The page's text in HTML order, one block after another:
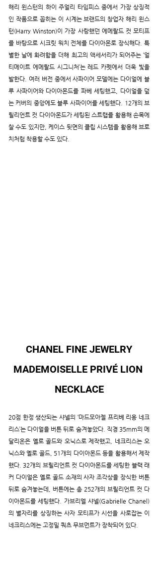
해리 윈스턴의 하이 주얼리 타임피스 중에서 가장 상징적
인 작품으로 꼽히는 이 시계는 브랜드의 창업자 해리 윈스
턴(Harry Winston)이 가장 사랑했던 에메랄드 컷 모티프
를 바탕으로 시크릿 워치 전체를 다이아몬로 장식해다. 특
별한 날에 화려함을 더해 최고의 액세서리가 되어주는 ‘얼
티메이트 에메랄드 시그니처’는 레드 카펫에서 더욱 빛을
발한다. 여러 버전 중에서 사파이어 모델에는 다이얼에 블
루 사파이어와 다이아몬드를 파베 세팅했고, 다이얼을 덮
는 커버의 중앙에도 블루 사파이어를 세팅했다. 12개의 브
릴리언트 컷 다이아몬드가 세팅된 스트랩를 활용해 손목에
찰 수도 있지만, 케이스 뒷면의 클립 시스템을 활용해 브로
치처럼 착용할 수도 있다.
CHANEL FINE JEWELRY
MADEMOISELLE PRIVÉ LION
NECKLACE
20점 한정 생산되는 샤넬의 ‘마드모아젤 프리베 리옹 네크
리스’는 다이얼을 버튼 뒤로 숨겨놓았다. 직경 35mm의 메
달리온은 옐로 골드와 오닉스로 제작했고, 네크리스는 오
닉스와 옐로 골드, 51개의 다이아몬드 등을 활용해서 제작
했다. 32개의 브릴리언트 컷 다이아몬드를 세팅한 블랙 래
커 다이얼은 옐로 골드 소재의 사자 조각상을 장식한 버튼
뒤로 숨겨놓는데, 버튼에는 총 252개의 브릴리언트 컷 다
이아몬드를 세팅했다. 가브리엘 샤넬(Gabrielle Chanel)
의 별자리를 상징하는 사자 모티프가 시선을 사로잡는 이
네크리스에는 고정밀 쿼츠 무브먼트가 장착되어 있다.